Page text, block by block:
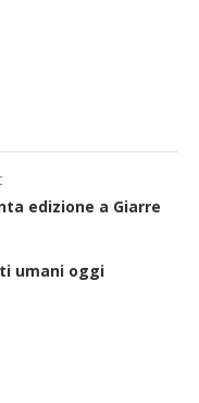
edizione a Giarre
umani oggi